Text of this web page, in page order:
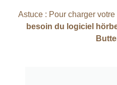
Astuce : Pour charger votre
besoin du logiciel